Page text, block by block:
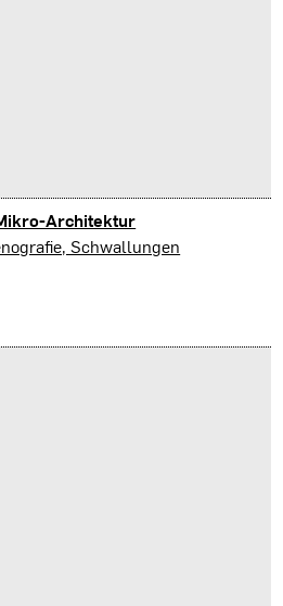
Architektur
Schwallungen